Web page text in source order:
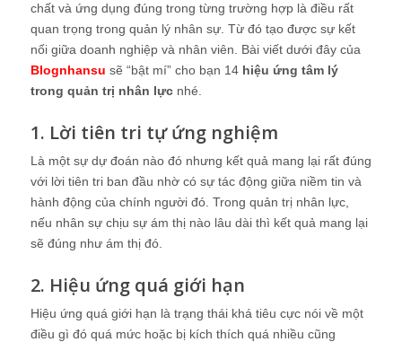
chất và ứng dụng đúng trong từng trường hợp là điều rất
quan trọng trong quản lý nhân sự. Từ đó tạo được sự kết
nối giữa doanh nghiệp và nhân viên. Bài viết dưới đây của
Blognhansu sẽ “bật mí” cho bạn 14 hiệu ứng tâm lý
trong quản trị nhân lực nhé.
1. Lời tiên tri tự ứng nghiệm
Là một sự dự đoán nào đó nhưng kết quả mang lại rất đúng
với lời tiên tri ban đầu nhờ có sự tác động giữa niềm tin và
hành động của chính người đó. Trong quản trị nhân lực,
nếu nhân sự chịu sự ám thị nào lâu dài thì kết quả mang lại
sẽ đúng như ám thị đó.
2. Hiệu ứng quá giới hạn
Hiệu ứng quá giới hạn là trạng thái khá tiêu cực nói về một
điều gì đó quá mức hoặc bị kích thích quá nhiều cũng